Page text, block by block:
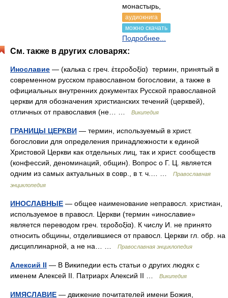
монастырь,
аудиокнига
можно скачать
Подробнее...
См. также в других словарях:
Инославие — (калька с греч. ἑτεροδοξία) термин, принятый в
современном русском православном богословии, а также в
официальных внутренних документах Русской православной
церкви для обозначения христианских течений (церквей),
отличных от православия (не… …
Википедия
ГРАНИЦЫ ЦЕРКВИ — термин, используемый в христ.
богословии для определения принадлежности к единой
Христовой Церкви как отдельных лиц, так и христ. сообществ
(конфессий, деноминаций, общин). Вопрос о Г. Ц. является
одним из самых актуальных в совр., в т. ч.… …
Православная
энциклопедия
ИНОСЛАВНЫЕ — общее наименование неправосл. христиан,
используемое в правосл. Церкви (термин «инославие»
является переводом греч. τεροδοξία). К числу И. не принято
относить общины, отделившиеся от правосл. Церкви гл. обр. на
дисциплинарной, а не на… …
Православная энциклопедия
Алексий II — В Википедии есть статьи о других людях с
именем Алексей II. Патриарх Алексий II …
Википедия
ИМЯСЛАВИЕ — движение почитателей имени Божия,